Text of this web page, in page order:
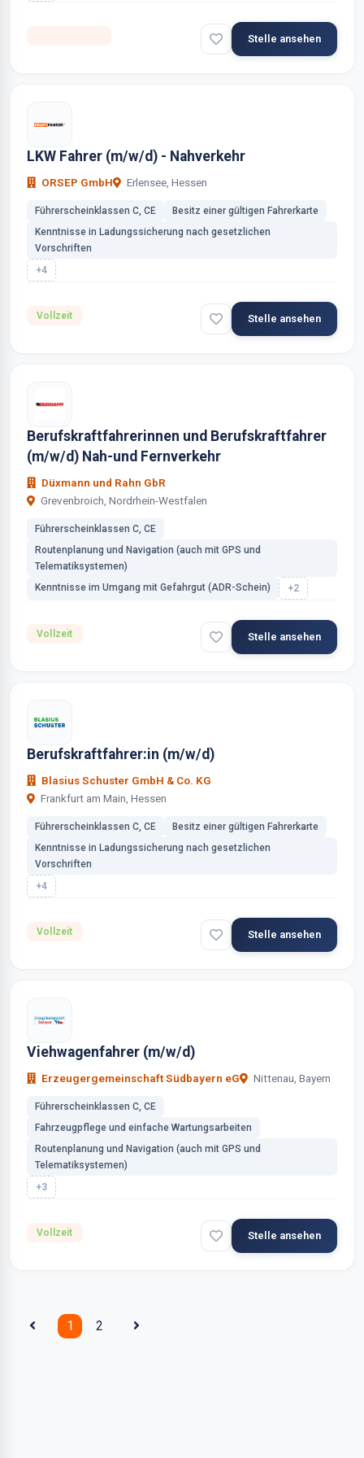
Stelle ansehen
LKW Fahrer (m/w/d) - Nahverkehr
ORSEP GmbH Erlensee, Hessen
Führerscheinklassen C, CE
Besitz einer gültigen Fahrerkarte
Kenntnisse in Ladungssicherung nach gesetzlichen
Vorschriften
+4
Vollzeit Stelle ansehen
Berufskraftfahrerinnen und Berufskraftfahrer
(m/w/d) Nah-und Fernverkehr
Düxmann und Rahn GbR
Grevenbroich, Nordrhein-Westfalen
Führerscheinklassen C, CE
Routenplanung und Navigation (auch mit GPS und
Telematiksystemen)
Kenntnisse im Umgang mit Gefahrgut (ADR-Schein)
+2
Vollzeit Stelle ansehen
Berufskraftfahrer:in (m/w/d)
Blasius Schuster GmbH & Co. KG
Frankfurt am Main, Hessen
Führerscheinklassen C, CE
Besitz einer gültigen Fahrerkarte
Kenntnisse in Ladungssicherung nach gesetzlichen
Vorschriften
+4
Vollzeit Stelle ansehen
Viehwagenfahrer (m/w/d)
Erzeugergemeinschaft Südbayern eG Nittenau, Bayern
Führerscheinklassen C, CE
Fahrzeugpflege und einfache Wartungsarbeiten
Routenplanung und Navigation (auch mit GPS und
Telematiksystemen)
+3
Vollzeit Stelle ansehen
1 2